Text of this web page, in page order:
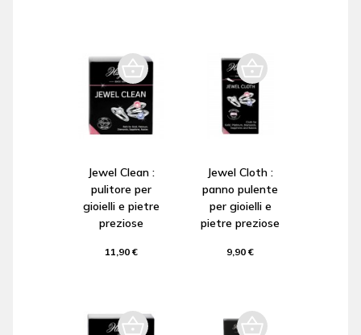
Jewel Clean :
pulitore per
gioielli e pietre
preziose
11,90 €
Jewel Cloth :
panno pulente
per gioielli e
pietre preziose
9,90 €